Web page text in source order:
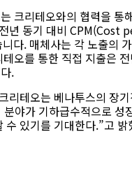
크리테오와의 협력을 통
년 동기 대비 CPM(Cost
다. 매체사는 각 노출의
테오를 통한 직접 지출은
.
리테오는 베나투스의 장
분야가 기하급수적으로 성
수 있기를 기대한다.”고 밝